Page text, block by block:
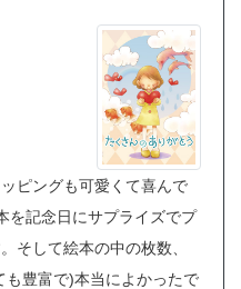
ピングも可愛くて喜んで
を記念日にサプライズでプ
そして絵本の中の枚数、
豊富で)本当によかったで